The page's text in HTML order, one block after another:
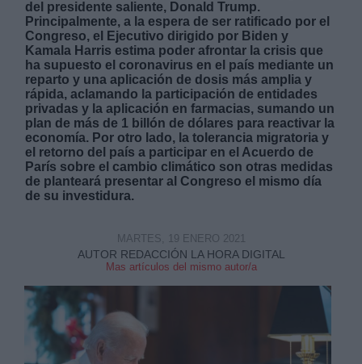
del presidente saliente, Donald Trump.
Principalmente, a la espera de ser ratificado por el
Congreso, el Ejecutivo dirigido por Biden y
Kamala Harris estima poder afrontar la crisis que
ha supuesto el coronavirus en el país mediante un
reparto y una aplicación de dosis más amplia y
rápida, aclamando la participación de entidades
privadas y la aplicación en farmacias, sumando un
plan de más de 1 billón de dólares para reactivar la
economía. Por otro lado, la tolerancia migratoria y
el retorno del país a participar en el Acuerdo de
París sobre el cambio climático son otras medidas
de planteará presentar al Congreso el mismo día
de su investidura.
AUTOR REDACCIÓN LA HORA DIGITAL
Mas artículos del mismo autor/a
MARTES, 19 ENERO 2021